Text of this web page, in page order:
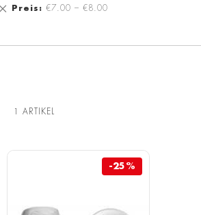
1 ARTIKEL
-25%
Preis €7.00 – €8.00
Diesen